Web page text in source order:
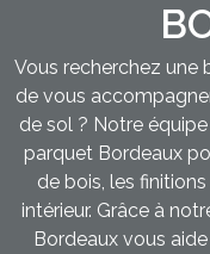
Vous recherchez une
de vous
de sol ? Notre
parquet Bordeaux
de bois, les
intérieur. Grâce à
Bordeaux vous